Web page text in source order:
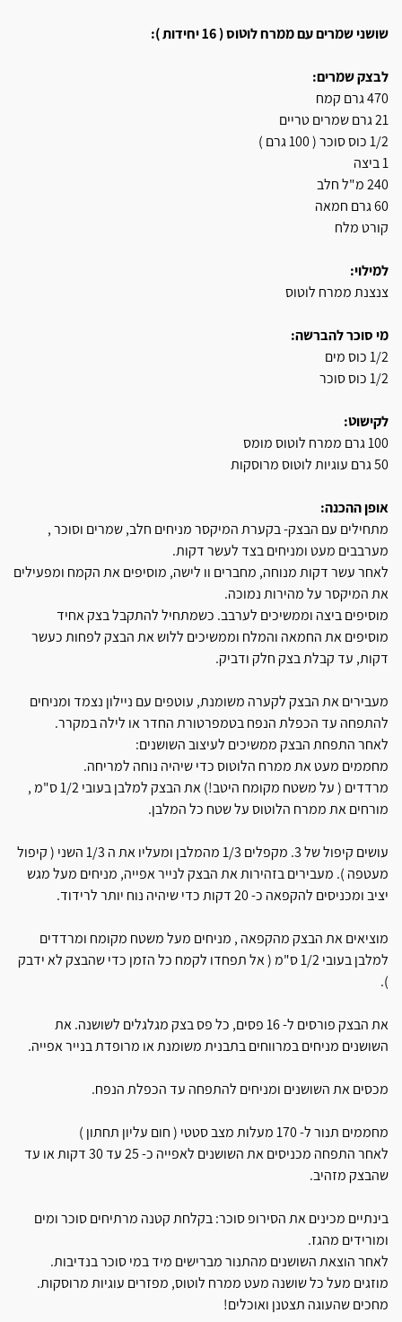
שושני שמרים עם ממרח לוטוס ( 16 יחידות ):
לבצק שמרים:
470 גרם קמח
21 גרם שמרים טריים
1/2 כוס סוכר ( 100 גרם )
1 ביצה
240 מ"ל חלב
60 גרם חמאה
קורט מלח
למילוי:
צנצנת ממרח לוטוס
מי סוכר להברשה:
1/2 כוס מים
1/2 כוס סוכר
לקישוט:
100 גרם ממרח לוטוס מומס
50 גרם עוגיות לוטוס מרוסקות
אופן ההכנה:
מתחילים עם הבצק- בקערת המיקסר מניחים חלב, שמרים וסוכר ,
מערבבים מעט ומניחים בצד לעשר דקות.
לאחר עשר דקות מנוחה, מחברים וו לישה, מוסיפים את הקמח ומפעילים
את המיקסר על מהירות נמוכה.
מוסיפים ביצה וממשיכים לערבב. כשמתחיל להתקבל בצק אחיד
מוסיפים את החמאה והמלח וממשיכים ללוש את הבצק לפחות כעשר
דקות, עד קבלת בצק חלק ודביק.
מעבירים את הבצק לקערה משומנת, עוטפים עם ניילון נצמד ומניחים
להתפחה עד הכפלת הנפח בטמפרטורת החדר או לילה במקרר.
לאחר התפחת הבצק ממשיכים לעיצוב השושנים:
מחממים מעט את ממרח הלוטוס כדי שיהיה נוחה למריחה.
מרדדים ( על משטח מקומח היטב!) את הבצק למלבן בעובי 1/2 ס"מ ,
מורחים את ממרח הלוטוס על שטח כל המלבן.
עושים קיפול של 3. מקפלים 1/3 מהמלבן ומעליו את ה 1/3 השני ( קיפול
מעטפה ). מעבירים בזהירות את הבצק לנייר אפייה, מניחים מעל מגש
יציב ומכניסים להקפאה כ- 20 דקות כדי שיהיה נוח יותר לרידוד.
מוציאים את הבצק מהקפאה , מניחים מעל משטח מקומח ומרדדים
למלבן בעובי 1/2 ס"מ ( אל תפחדו לקמח כל הזמן כדי שהבצק לא ידבק
).
את הבצק פורסים ל- 16 פסים, כל פס בצק מגלגלים לשושנה. את
השושנים מניחים במרווחים בתבנית משומנת או מרופדת בנייר אפייה.
מכסים את השושנים ומניחים להתפחה עד הכפלת הנפח.
מחממים תנור ל- 170 מעלות מצב סטטי ( חום עליון תחתון )
לאחר התפחה מכניסים את השושנים לאפייה כ- 25 עד 30 דקות או עד
שהבצק מזהיב.
בינתיים מכינים את הסירופ סוכר: בקלחת קטנה מרתיחים סוכר ומים
ומורידים מהגז.
לאחר הוצאת השושנים מהתנור מברישים מיד במי סוכר בנדיבות.
מוזגים מעל כל שושנה מעט ממרח לוטוס, מפזרים עוגיות מרוסקות.
מחכים שהעוגה תצטנן ואוכלים!